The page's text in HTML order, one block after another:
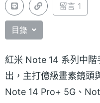
留言 1
目錄
紅米 Note 14 系列中階
出，主打億級畫素鏡頭
Note 14 Pro+ 5G、